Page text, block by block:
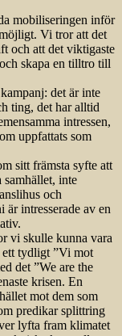
mobiliseringen inför
Vi tror att det
och att det viktigaste
skapa en tilltro till
det är inte
ting, det har alltid
intressen,
uppfattats som
sitt främsta syfte att
samhället, inte
och
intresserade av en
vi skulle kunna vara
ett tydligt ”Vi mot
det ”We are the
krisen. En
mot dem som
predikar splittring
lyfta fram klimatet